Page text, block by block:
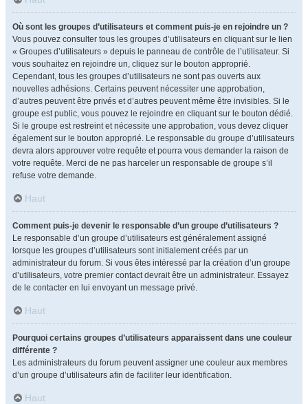
Où sont les groupes d’utilisateurs et comment puis-je en rejoindre un ?
Vous pouvez consulter tous les groupes d’utilisateurs en cliquant sur le lien
« Groupes d’utilisateurs » depuis le panneau de contrôle de l’utilisateur. Si
vous souhaitez en rejoindre un, cliquez sur le bouton approprié.
Cependant, tous les groupes d’utilisateurs ne sont pas ouverts aux
nouvelles adhésions. Certains peuvent nécessiter une approbation,
d’autres peuvent être privés et d’autres peuvent même être invisibles. Si le
groupe est public, vous pouvez le rejoindre en cliquant sur le bouton dédié.
Si le groupe est restreint et nécessite une approbation, vous devez cliquer
également sur le bouton approprié. Le responsable du groupe d’utilisateurs
devra alors approuver votre requête et pourra vous demander la raison de
votre requête. Merci de ne pas harceler un responsable de groupe s’il
refuse votre demande.
Haut
Comment puis-je devenir le responsable d’un groupe d’utilisateurs ?
Le responsable d’un groupe d’utilisateurs est généralement assigné
lorsque les groupes d’utilisateurs sont initialement créés par un
administrateur du forum. Si vous êtes intéressé par la création d’un groupe
d’utilisateurs, votre premier contact devrait être un administrateur. Essayez
de le contacter en lui envoyant un message privé.
Haut
Pourquoi certains groupes d’utilisateurs apparaissent dans une couleur
différente ?
Les administrateurs du forum peuvent assigner une couleur aux membres
d’un groupe d’utilisateurs afin de faciliter leur identification.
Haut